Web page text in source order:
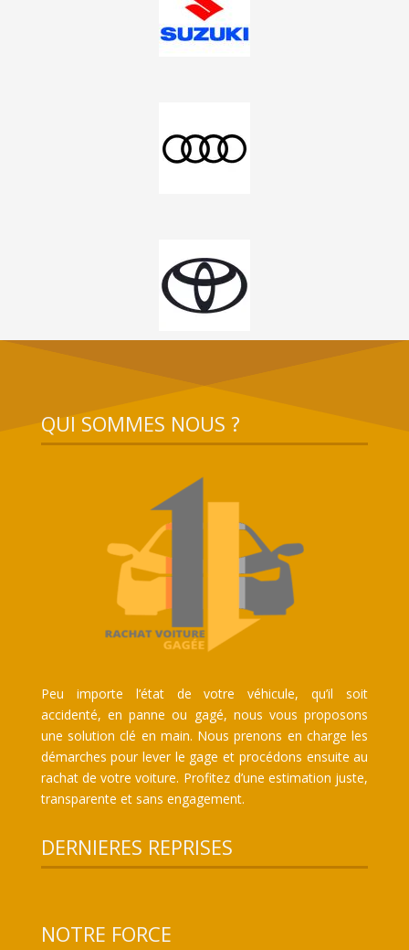
QUI SOMMES NOUS ?
Peu importe l’état de votre véhicule, qu’il soit
accidenté, en panne ou gagé, nous vous proposons
une solution clé en main. Nous prenons en charge les
démarches pour lever le gage et procédons ensuite au
rachat de votre voiture. Profitez d’une estimation juste,
transparente et sans engagement.
DERNIERES REPRISES
NOTRE FORCE